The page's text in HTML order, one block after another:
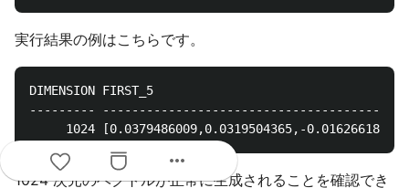
実行結果の例はこちらです。
DIMENSION FIRST_5
---------
1024 次元のベクトルが正常に生成されることを確認でき
more_horiz